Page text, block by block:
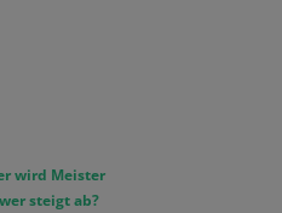
wird Meister
steigt ab?